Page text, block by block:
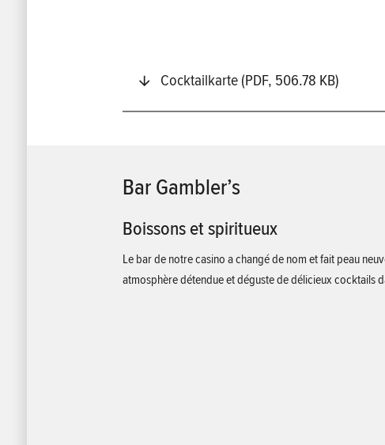
Cocktailkarte (PDF, 506.78 KB)
Bar Gambler’s
Boissons et spiritueux
Le bar de notre casino a changé de nom et fait peau
atmosphère détendue et déguste de délicieux cocktails